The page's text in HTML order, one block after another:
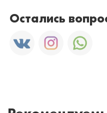
Остались